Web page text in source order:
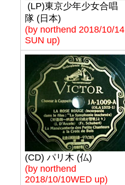
(LP)東京少年少女合唱
隊 (日本)
(by northend 2018/10/14
SUN up)
(CD) パリ木 (仏)
(by northend
2018/10/10WED up)